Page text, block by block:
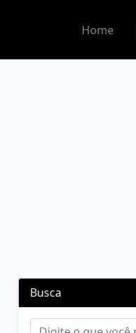
Home
Busca